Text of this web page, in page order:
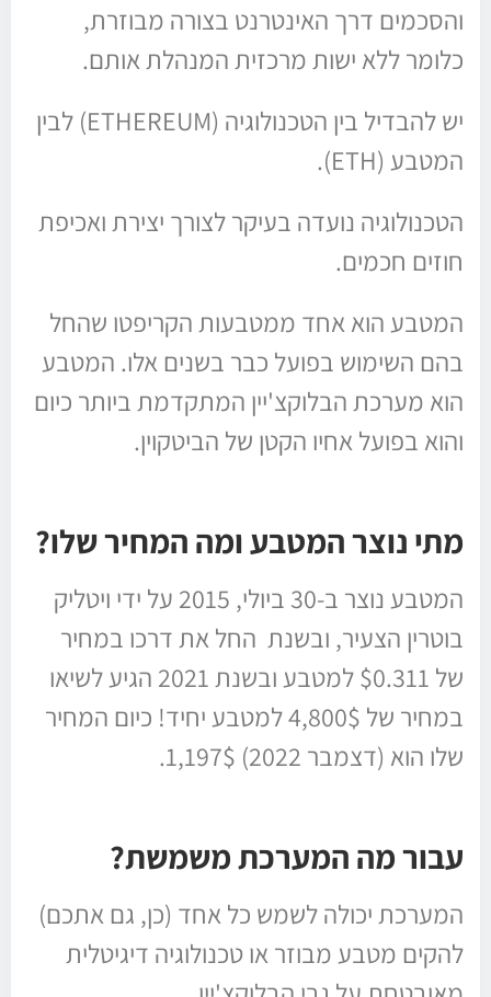
והסכמים דרך האינטרנט בצורה מבוזרת,
כלומר ללא ישות מרכזית המנהלת אותם.
יש להבדיל בין הטכנולוגיה (ETHEREUM) לבין
המטבע (ETH).
הטכנולוגיה נועדה בעיקר לצורך יצירת ואכיפת
חוזים חכמים.
המטבע הוא אחד ממטבעות הקריפטו שהחל
בהם השימוש בפועל כבר בשנים אלו. המטבע
הוא מערכת הבלוקצ'יין המתקדמת ביותר כיום
והוא בפועל אחיו הקטן של הביטקוין.
מתי נוצר המטבע ומה המחיר שלו?
המטבע נוצר ב-30 ביולי, 2015 על ידי ויטליק
בוטרין הצעיר, ובשנת החל את דרכו במחיר
של $0.311 למטבע ובשנת 2021 הגיע לשיאו
במחיר של 4,800$ למטבע יחיד! כיום המחיר
שלו הוא (דצמבר 2022) 1,197$.
עבור מה המערכת משמשת?
המערכת יכולה לשמש כל אחד (כן, גם אתכם)
להקים מטבע מבוזר או טכנולוגיה דיגיטלית